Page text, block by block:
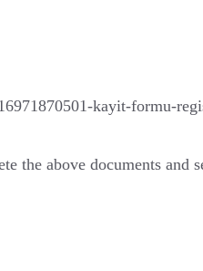
kayit-formu-
the above documents and